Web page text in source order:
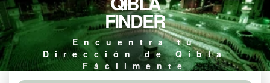
FINDER
Encuentra tu
Dirección de Qibla
Fácilmente